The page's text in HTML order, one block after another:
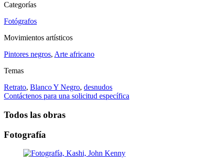
Categorías
Fotógrafos
Movimientos artísticos
Pintores negros, Arte africano
Temas
Retrato, Blanco Y Negro, desnudos
Contáctenos para una solicitud específica
Todos las obras
Fotografía